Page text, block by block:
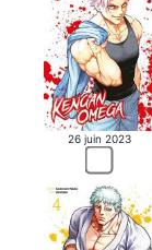
26 juin 2023